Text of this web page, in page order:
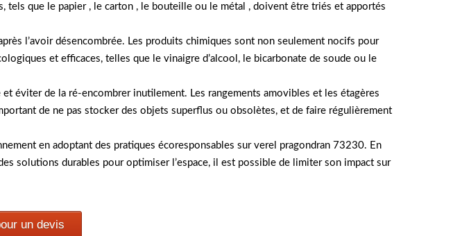
tels que le papier , le carton , le bouteille ou le métal , doivent être triés et apportés
l’avoir désencombrée. Les produits chimiques sont non seulement nocifs pour
et efficaces, telles que le vinaigre d’alcool, le bicarbonate de soude ou le
éviter de la ré-encombrer inutilement. Les rangements amovibles et les étagères
de ne pas stocker des objets superflus ou obsolètes, et de faire régulièrement
en adoptant des pratiques écoresponsables sur verel pragondran 73230. En
solutions durables pour optimiser l’espace, il est possible de limiter son impact sur
un devis